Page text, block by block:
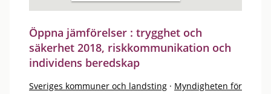
Öppna jämförelser : trygghet och
säkerhet 2018, riskkommunikation och
individens beredskap
Sveriges kommuner och landsting · Myndigheten för